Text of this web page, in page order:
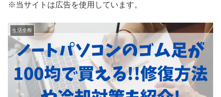
※当サイトは広告を使用しています。
生活全般